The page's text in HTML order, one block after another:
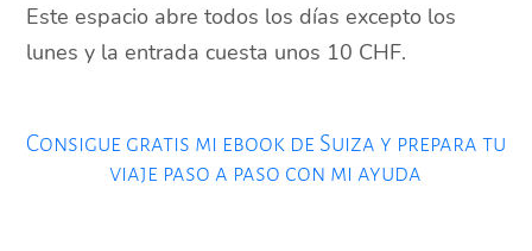
Este espacio abre todos los días excepto los
lunes y la entrada cuesta unos 10 CHF.
Consigue gratis mi ebook de Suiza y prepara tu
viaje paso a paso con mi ayuda